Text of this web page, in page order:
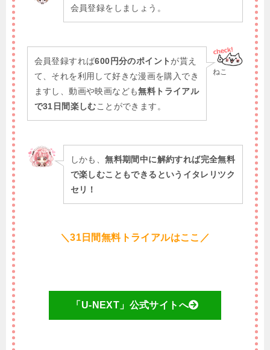
会員登録をしましょう。
ねこ
会員登録すれば600円分のポイント が貰え
て、それを利用して好きな漫画を購入でき
ますし、動画や映画なども無料トライアル
で31日間楽しむことができます。
しかも、無料期間中に解約すれば完全無料
で楽しむこともできるというイタレリツク
セリ！
＼31日間無料トライアルはここ／
「U-NEXT」公式サイトへ